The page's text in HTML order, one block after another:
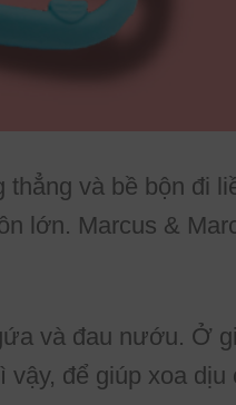
và bề bộn đi
lớn. Marcus &
và đau nướu. Ở
để giúp xoa dịu